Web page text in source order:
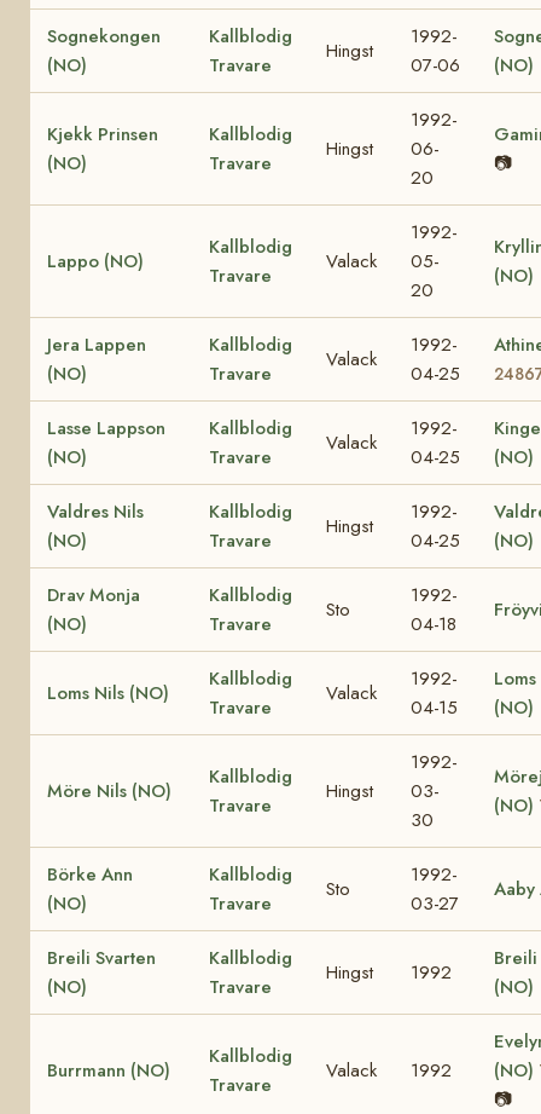
Sognekongen
(NO)
Kallblodig
Travare
Hingst
1992-
07-06
(NO)
Kjekk Prinsen
(NO)
Kallblodig
Travare
Hingst
1992-
06-
20
📷
Lappo (NO)
Kallblodig
Travare
Valack
1992-
05-
20
(NO)
Jera Lappen
(NO)
Kallblodig
Travare
Valack
1992-
04-25
Lasse Lappson
(NO)
Kallblodig
Travare
Valack
1992-
04-25
(NO)
Valdres Nils
(NO)
Kallblodig
Travare
Hingst
1992-
04-25
(NO)
Drav Monja
(NO)
Kallblodig
Travare
Sto
1992-
04-18
Loms Nils (NO)
Kallblodig
Travare
Valack
1992-
04-15
(NO)
Möre Nils (NO)
Kallblodig
Travare
Hingst
1992-
03-
30
(NO)
Börke Ann
(NO)
Kallblodig
Travare
Sto
1992-
03-27
Aaby
Breili Svarten
(NO)
Kallblodig
Travare
Hingst 1992
(NO)
Burrmann (NO)
Kallblodig
Travare
Valack 1992
(NO)
📷